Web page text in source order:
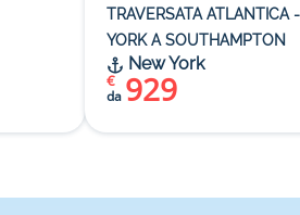
TRAVERSATA ATLANTICA
YORK A SOUTHAMPTON
New York
da 929
€